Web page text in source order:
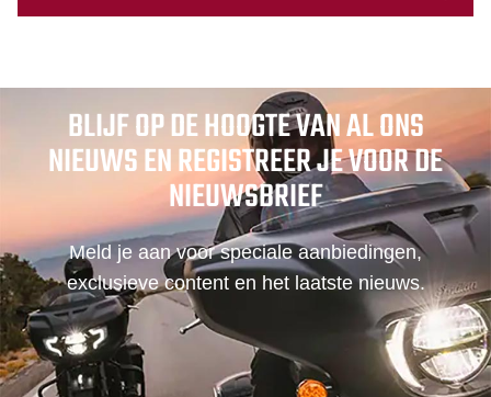
BLIJF OP DE HOOGTE VAN AL ONS
NIEUWS EN REGISTREER JE VOOR DE
NIEUWSBRIEF
Meld je aan voor speciale aanbiedingen,
exclusieve content en het laatste nieuws.